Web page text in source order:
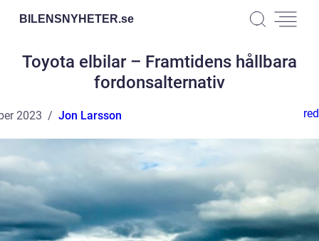
BILENSNYHETER.se
Toyota elbilar – Framtidens hållbara
fordonsalternativ
2023 Jon Larsson